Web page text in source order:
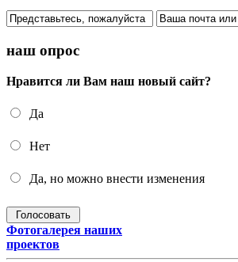
наш опрос
Нравится ли Вам наш новый сайт?
Да
Нет
Да, но можно внести изменения
Фотогалерея наших
проектов